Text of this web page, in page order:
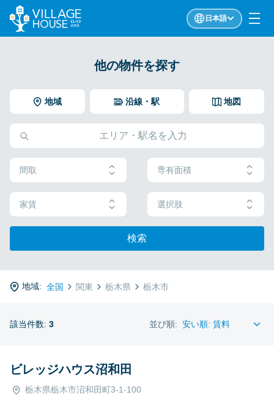
日本語
他の物件を探す
地域 地図
沿線・駅
間取 専有面積
家賃 選択肢
検索
地域: 全国 関東 栃木県 栃木市
該当件数: 3 並び順:
ビレッジハウス沼和田
栃木県栃木市沼和田町3-1-100